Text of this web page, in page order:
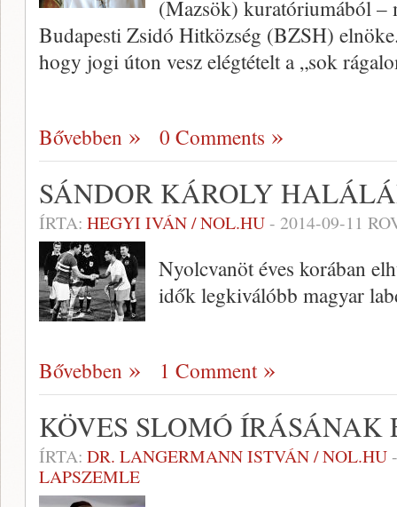
(Mazsök) kuratóriumából –
Budapesti Zsidó Hitközség (BZSH)
hogy jogi úton vesz elégtételt a „sok
Bővebben 0 Comments
SÁNDOR KÁROLY
ÍRTA: HEGYI IVÁN / NOL.HU- 2014-09-11
Nyolcvanöt éves korában
idők legkiválóbb magyar
Bővebben 1 Comment
KÖVES SLOMÓ
ÍRTA: DR. LANGERMANN ISTVÁN / NOL.HU
LAPSZEMLE